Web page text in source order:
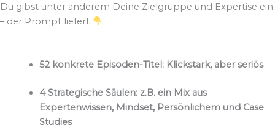
Du gibst unter anderem Deine Zielgruppe und Expertise ein
– der Prompt liefert
52 konkrete Episoden-Titel: Klickstark, aber seriös
4 Strategische Säulen: z.B. ein Mix aus
Expertenwissen, Mindset, Persönlichem und Case
Studies